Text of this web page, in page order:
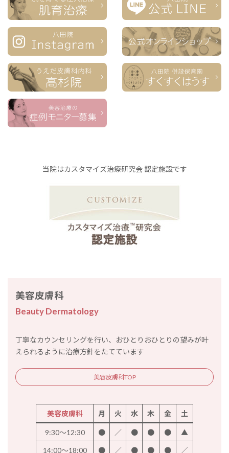
当院はカスタマイズ治療研究会 認定施設です
美容皮膚科
Beauty Dermatology
丁寧なカウンセリングを行い、おひとりおひとりの望みが叶
えられるように治療方針をたてています
美容皮膚科TOP
美容皮膚科 月 火 水 木 金 土
9:30～12:30 ● ／ ● ● ● ▲
14:00～18:00 ● ／ ● ● ● ／